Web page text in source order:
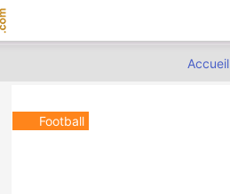
Accueil
Football